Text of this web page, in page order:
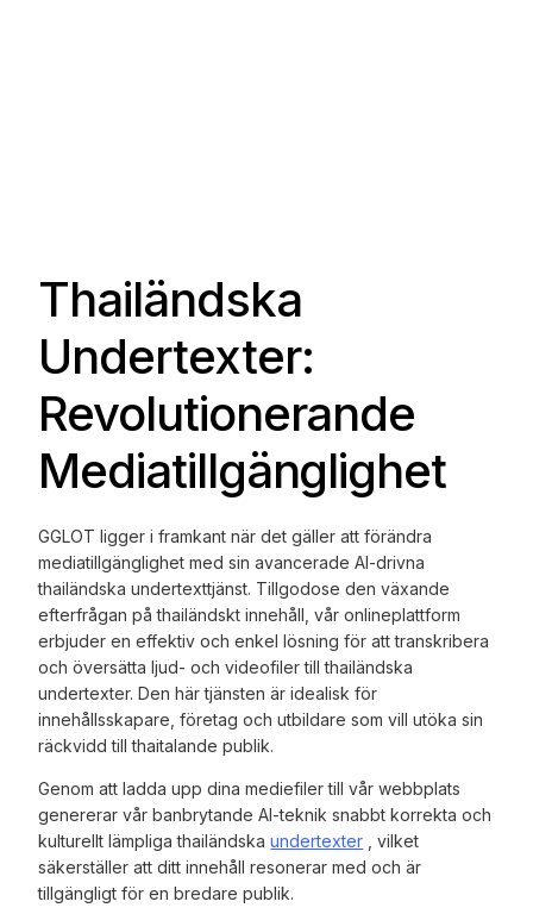
Thailändska
Undertexter:
Revolutionerande
Mediatillgänglighet
GGLOT ligger i framkant när det gäller att förändra
mediatillgänglighet med sin avancerade AI-drivna
thailändska undertexttjänst. Tillgodose den växande
efterfrågan på thailändskt innehåll, vår onlineplattform
erbjuder en effektiv och enkel lösning för att transkribera
och översätta ljud- och videofiler till thailändska
undertexter. Den här tjänsten är idealisk för
innehållsskapare, företag och utbildare som vill utöka sin
räckvidd till thaitalande publik.
Genom att ladda upp dina mediefiler till vår webbplats
genererar vår banbrytande AI-teknik snabbt korrekta och
kulturellt lämpliga thailändskaundertexter , vilket
säkerställer att ditt innehåll resonerar med och är
tillgängligt för en bredare publik.